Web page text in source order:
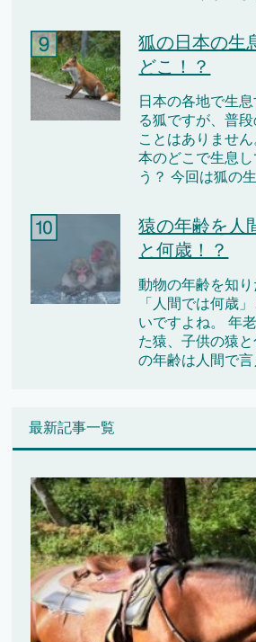
狐の日本の生
どこ！？
日本の各地で生
る狐ですが、普
ことはありませ
本のどこで生息
う？ 今回は狐の
猿の年齢を人
と何歳！？
動物の年齢を知り
「人間では何歳
いですよね。 年
た猿、子供の猿
の年齢は人間で
最新記事一覧